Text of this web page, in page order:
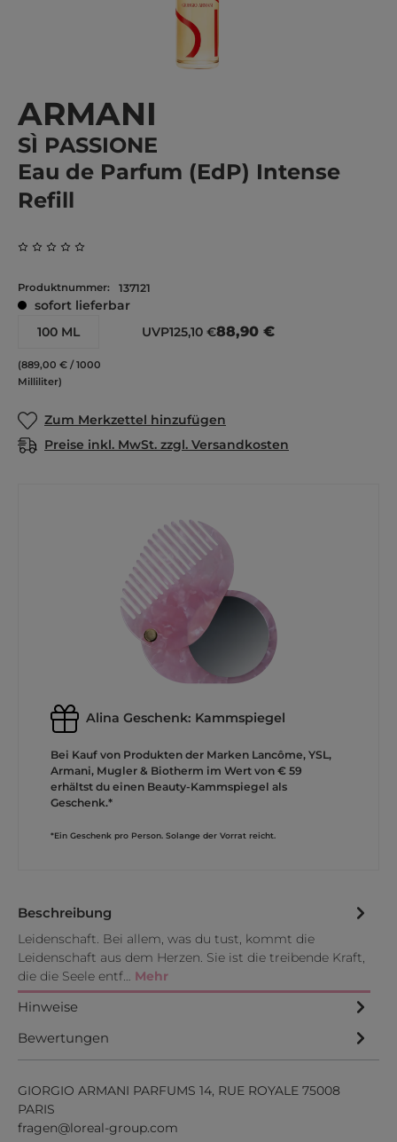
ARMANI
SÌ PASSIONE
Eau de Parfum (EdP) Intense
Refill
Produktnummer: 137121
sofort lieferbar
100 ML
(889,00 € / 1000
Milliliter)
UVP125,10 €88,90 €
Zum Merkzettel hinzufügen
Preise inkl. MwSt. zzgl. Versandkosten
Alina Geschenk: Kammspiegel
Bei Kauf von Produkten der Marken Lancôme, YSL,
Armani, Mugler & Biotherm im Wert von € 59
erhältst du einen Beauty-Kammspiegel als
Geschenk.*
*Ein Geschenk pro Person. Solange der Vorrat reicht.
Beschreibung
Leidenschaft. Bei allem, was du tust, kommt die
Leidenschaft aus dem Herzen. Sie ist die treibende Kraft,
die die Seele entf… Mehr
Hinweise
Bewertungen
GIORGIO ARMANI PARFUMS 14, RUE ROYALE 75008
PARIS
fragen@loreal-group.com